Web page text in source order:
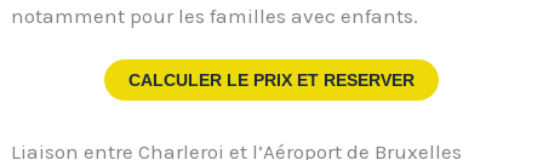
notamment pour les familles avec enfants.
CALCULER LE PRIX ET RESERVER
Liaison entre Charleroi et l’Aéroport de Bruxelles